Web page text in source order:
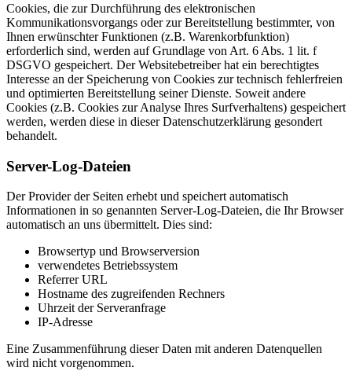
Cookies, die zur Durchführung des elektronischen
Kommunikationsvorgangs oder zur Bereitstellung bestimmter, von
Ihnen erwünschter Funktionen (z.B. Warenkorbfunktion)
erforderlich sind, werden auf Grundlage von Art. 6 Abs. 1 lit. f
DSGVO gespeichert. Der Websitebetreiber hat ein berechtigtes
Interesse an der Speicherung von Cookies zur technisch fehlerfreien
und optimierten Bereitstellung seiner Dienste. Soweit andere
Cookies (z.B. Cookies zur Analyse Ihres Surfverhaltens) gespeichert
werden, werden diese in dieser Datenschutzerklärung gesondert
behandelt.
Server-Log-Dateien
Der Provider der Seiten erhebt und speichert automatisch
Informationen in so genannten Server-Log-Dateien, die Ihr Browser
automatisch an uns übermittelt. Dies sind:
Browsertyp und Browserversion
verwendetes Betriebssystem
Referrer URL
Hostname des zugreifenden Rechners
Uhrzeit der Serveranfrage
IP-Adresse
Eine Zusammenführung dieser Daten mit anderen Datenquellen
wird nicht vorgenommen.